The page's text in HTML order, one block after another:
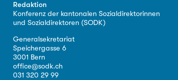
Redaktion
Konferenz der kantonalen Sozialdirektorinnen
und Sozialdirektoren (SODK)
Generalsekretariat
Speichergasse 6
3001 Bern
office@sodk.ch
031 320 29 99